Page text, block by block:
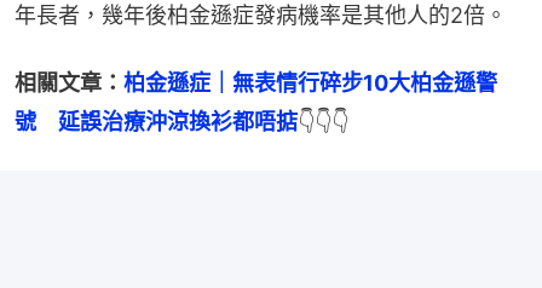
年長者，幾年後柏金遜症發病機率是其他人的2倍。
相關文章： 柏金遜症｜無表情行碎步10大柏金遜警
號　延誤治療沖涼換衫都唔掂👇👇👇